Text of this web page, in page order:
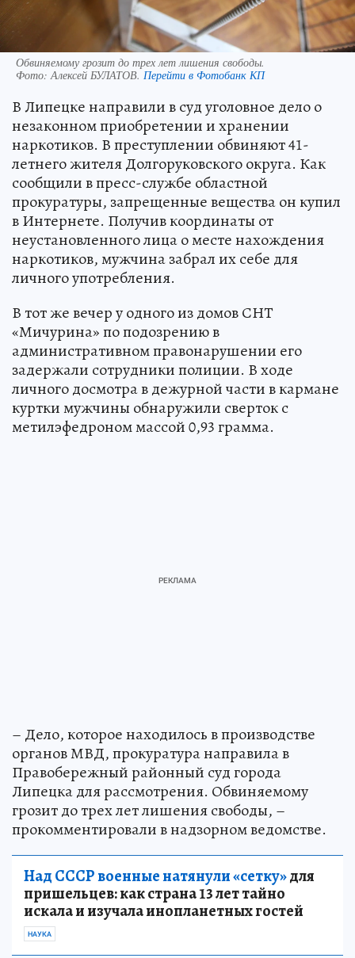
Обвиняемому грозит до трех лет лишения свободы.
Фото:Алексей БУЛАТОВ. Перейти в Фотобанк КП
В Липецке направили в суд уголовное дело о
незаконном приобретении и хранении
наркотиков. В преступлении обвиняют 41-
летнего жителя Долгоруковского округа. Как
сообщили в пресс-службе областной
прокуратуры, запрещенные вещества он купил
в Интернете. Получив координаты от
неустановленного лица о месте нахождения
наркотиков, мужчина забрал их себе для
личного употребления.
В тот же вечер у одного из домов СНТ
«Мичурина» по подозрению в
административном правонарушении его
задержали сотрудники полиции. В ходе
личного досмотра в дежурной части в кармане
куртки мужчины обнаружили сверток с
метилэфедроном массой 0,93 грамма.
– Дело, которое находилось в производстве
органов МВД, прокуратура направила в
Правобережный районный суд города
Липецка для рассмотрения. Обвиняемому
грозит до трех лет лишения свободы, –
прокомментировали в надзорном ведомстве.
Над СССР военные натянули «сетку»для
пришельцев: как страна 13 лет тайно
искала и изучала инопланетных гостей
НАУКА